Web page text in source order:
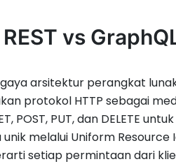
vs
arsitektur perangkat
protokol HTTP sebagai
PUT, dan DELETE
melalui Uniform Resource
setiap permintaan dari